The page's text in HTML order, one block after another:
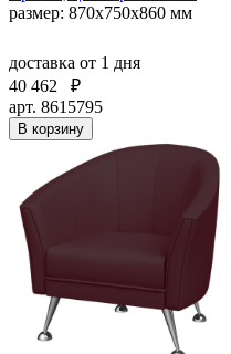
размер: 870х750х860 мм
доставка от 1 дня
40 462
₽
арт. 8615795
В корзину